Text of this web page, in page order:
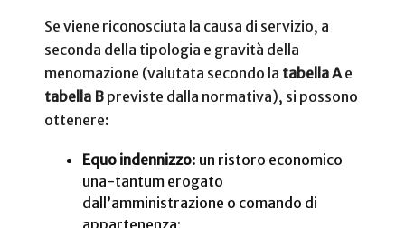
Se viene riconosciuta la causa di servizio, a
seconda della tipologia e gravità della
menomazione (valutata secondo la tabella Ae
tabella B previste dalla normativa), si possono
ottenere:
Equo indennizzo: un ristoro economico
una-tantum erogato
dall’amministrazione o comando di
appartenenza;